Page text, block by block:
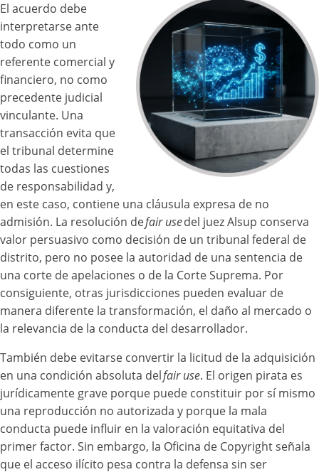
El acuerdo debe
interpretarse ante
todo como un
referente comercial y
financiero, no como
precedente judicial
vinculante. Una
transacción evita que
el tribunal determine
todas las cuestiones
de responsabilidad y,
en este caso, contiene una cláusula expresa de no
admisión. La resolución defair usedel juez Alsup conserva
valor persuasivo como decisión de un tribunal federal de
distrito, pero no posee la autoridad de una sentencia de
una corte de apelaciones o de la Corte Suprema. Por
consiguiente, otras jurisdicciones pueden evaluar de
manera diferente la transformación, el daño al mercado o
la relevancia de la conducta del desarrollador.
También debe evitarse convertir la licitud de la adquisición
en una condición absoluta delfair use. El origen pirata es
jurídicamente grave porque puede constituir por sí mismo
una reproducción no autorizada y porque la mala
conducta puede influir en la valoración equitativa del
primer factor. Sin embargo, la Oficina de Copyright señala
que el acceso ilícito pesa contra la defensa sin ser